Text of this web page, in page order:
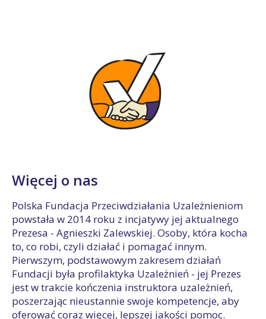
Więcej o nas
Polska Fundacja Przeciwdziałania Uzależnieniom
powstała w 2014 roku z incjatywy jej aktualnego
Prezesa - Agnieszki Zalewskiej. Osoby, która kocha
to, co robi, czyli działać i pomagać innym.
Pierwszym, podstawowym zakresem działań
Fundacji była profilaktyka Uzależnień - jej Prezes
jest w trakcie kończenia instruktora uzależnień,
poszerzając nieustannie swoje kompetencje, aby
oferować coraz więcej, lepszej jakości pomoc.